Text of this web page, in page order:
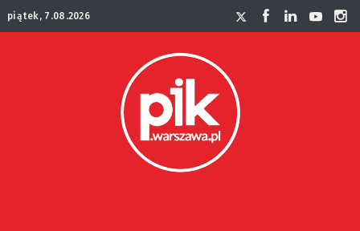
piątek, 7.08.2026